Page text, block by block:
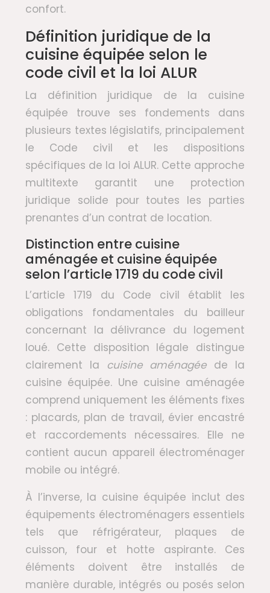
confort.
Définition juridique de la
cuisine équipée selon le
code civil et la loi ALUR
La définition juridique de la cuisine
équipée trouve ses fondements dans
plusieurs textes législatifs, principalement
le Code civil et les dispositions
spécifiques de la loi ALUR. Cette approche
multitexte garantit une protection
juridique solide pour toutes les parties
prenantes d’un contrat de location.
Distinction entre cuisine
aménagée et cuisine équipée
selon l’article 1719 du code civil
L’article 1719 du Code civil établit les
obligations fondamentales du bailleur
concernant la délivrance du logement
loué. Cette disposition légale distingue
clairement la cuisine aménagée de la
cuisine équipée. Une cuisine aménagée
comprend uniquement les éléments fixes
: placards, plan de travail, évier encastré
et raccordements nécessaires. Elle ne
contient aucun appareil électroménager
mobile ou intégré.
À l’inverse, la cuisine équipée inclut des
équipements électroménagers essentiels
tels que réfrigérateur, plaques de
cuisson, four et hotte aspirante. Ces
éléments doivent être installés de
manière durable, intégrés ou posés selon